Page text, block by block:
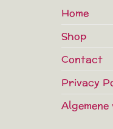
Home
Shop
Contact
Privacy